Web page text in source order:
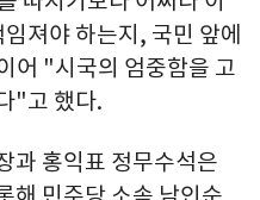
져야 하는지, 국민 앞에
어 "시국의 엄중함을 고
"고 했다.
과 홍익표 정무수석은